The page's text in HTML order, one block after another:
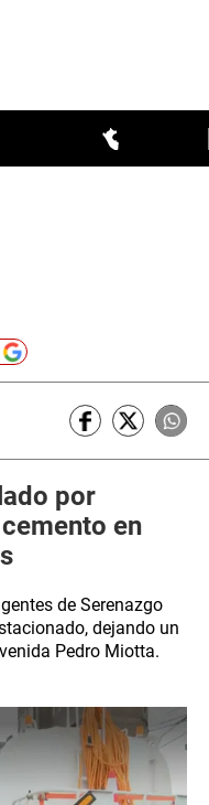
por
en
de Serenazgo
dejando un
Pedro Miotta.